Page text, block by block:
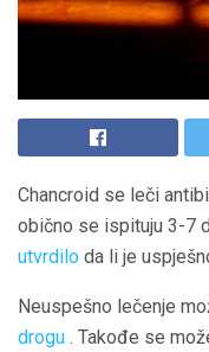
Chancroid se leči
obično se ispituju 3-7
utvrdilo da li je
Neuspešno lečenje
drogu . Takođe se